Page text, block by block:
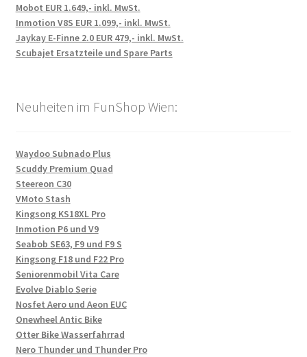
Mobot EUR 1.649,- inkl. MwSt.
Inmotion V8S EUR 1.099,- inkl. MwSt.
Jaykay E-Finne 2.0 EUR 479,- inkl. MwSt.
Scubajet Ersatzteile und Spare Parts
Neuheiten im FunShop Wien:
Waydoo Subnado Plus
Scuddy Premium Quad
Steereon C30
VMoto Stash
Kingsong KS18XL Pro
Inmotion P6 und V9
Seabob SE63, F9 und F9 S
Kingsong F18 und F22 Pro
Seniorenmobil Vita Care
Evolve Diablo Serie
Nosfet Aero und Aeon EUC
Onewheel Antic Bike
Otter Bike Wasserfahrrad
Nero Thunder und Thunder Pro